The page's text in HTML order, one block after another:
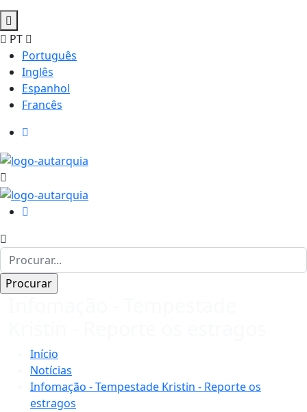
PT
Português
Inglês
Espanhol
Francês
Início
Notícias
Infomação - Tempestade Kristin - Reporte os
estragos